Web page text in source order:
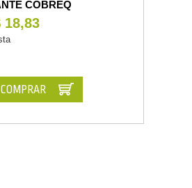
COBREQ
18,83
COMPRAR